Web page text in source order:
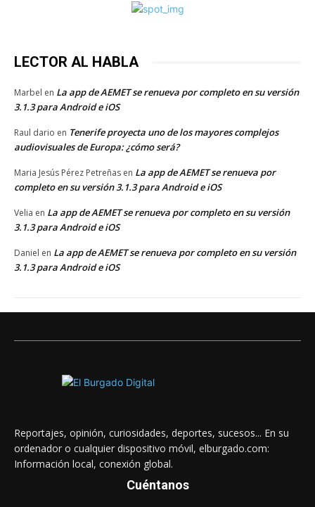
LECTOR AL HABLA
Marbel en La app de AEMET se renueva por completo en su versión
3.1.3 para Android e iOS
Raul dario en Tenerife proyecta uno de los mayores complejos
audiovisuales de Europa: ¿cómo será?
Maria Jesús Pérez Petreñas en La app de AEMET se renueva por
completo en su versión 3.1.3 para Android e iOS
Velia en La app de AEMET se renueva por completo en su versión
3.1.3 para Android e iOS
Daniel en La app de AEMET se renueva por completo en su versión
3.1.3 para Android e iOS
Reportajes, opinión, curiosidades, deportes, sucesos... En su
ordenador o cualquier dispositivo móvil, elburgado.com:
Información local, conexión global.
Cuéntanos